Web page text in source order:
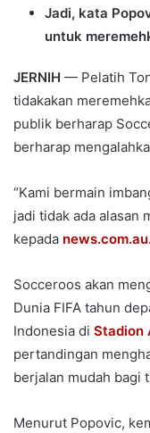
Jadi, kata
untuk
JERNIH — Pelatih
tidakakan
publik berharap
berharap
“Kami bermain
jadi tidak ada alasan
kepada
Socceroos akan
Dunia FIFA tahun
Indonesia di Stadion
pertandingan
berjalan mudah bagi
Menurut Popovic,